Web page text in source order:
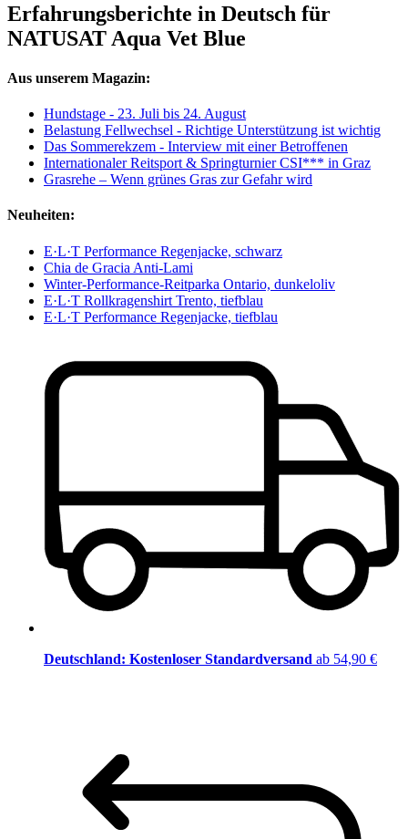
Erfahrungsberichte in Deutsch für
NATUSAT Aqua Vet Blue
Aus unserem Magazin:
Hundstage - 23. Juli bis 24. August
Belastung Fellwechsel - Richtige Unterstützung ist wichtig
Das Sommerekzem - Interview mit einer Betroffenen
Internationaler Reitsport & Springturnier CSI*** in Graz
Grasrehe – Wenn grünes Gras zur Gefahr wird
Neuheiten:
E·L·T Performance Regenjacke, schwarz
Chia de Gracia Anti-Lami
Winter-Performance-Reitparka Ontario, dunkeloliv
E·L·T Rollkragenshirt Trento, tiefblau
E·L·T Performance Regenjacke, tiefblau
Deutschland: Kostenloser Standardversand ab 54,90 €